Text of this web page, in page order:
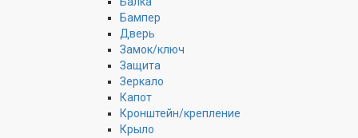
Бампер
Дверь
Замок/ключ
Защита
Зеркало
Капот
Кронштейн/крепление
Крыло